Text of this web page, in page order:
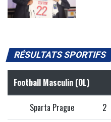
RÉSULTATS SPORTIFS
Football Masculin (OL)
Sparta Prague 2